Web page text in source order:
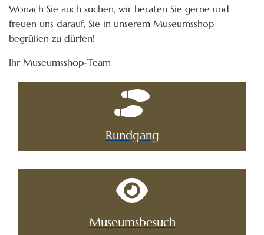
Wonach Sie auch suchen, wir beraten Sie gerne und
freuen uns darauf, Sie in unserem Museumsshop
begrüßen zu dürfen!
Ihr Museumsshop-Team
Rundgang
Museumsbesuch